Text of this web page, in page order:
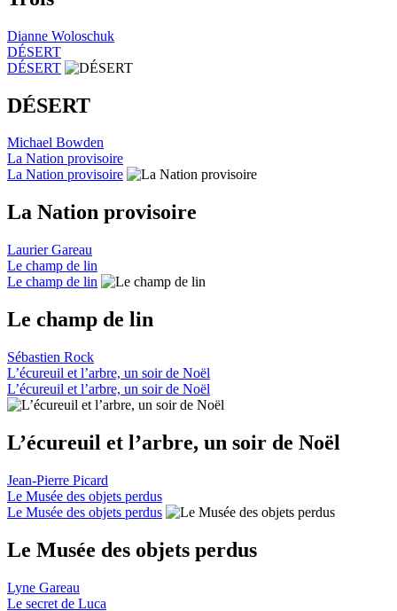
Dianne Woloschuk
DÉSERT
DÉSERT
DÉSERT
Michael Bowden
La Nation provisoire
La Nation provisoire
La Nation provisoire
Laurier Gareau
Le champ de lin
Le champ de lin
Le champ de lin
Sébastien Rock
L’écureuil et l’arbre, un soir de Noël
L’écureuil et l’arbre, un soir de Noël
L’écureuil et l’arbre, un soir de Noël
Jean-Pierre Picard
Le Musée des objets perdus
Le Musée des objets perdus
Le Musée des objets perdus
Lyne Gareau
Le secret de Luca